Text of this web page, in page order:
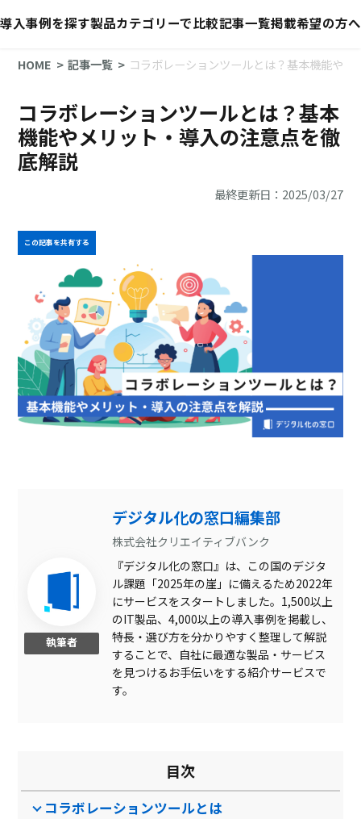
導入事例を探す製品カテゴリーで比較記事一覧掲載希望の方へ
HOME 記事一覧 コラボレーションツールとは？基本機能や
コラボレーションツールとは？基本
機能やメリット・導入の注意点を徹
底解説
最終更新日：2025/03/27
この記事を共有する
執筆者
デジタル化の窓口編集部
株式会社クリエイティブバンク
『デジタル化の窓口』は、この国のデジタ
ル課題「2025年の崖」に備えるため2022年
にサービスをスタートしました。1,500以上
のIT製品、4,000以上の導入事例を掲載し、
特長・選び方を分かりやすく整理して解説
することで、自社に最適な製品・サービス
を見つけるお手伝いをする紹介サービスで
す。
目次
コラボレーションツールとは